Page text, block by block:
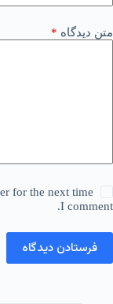
متن دیدگاه *
for the next time
I comment.
فرستادن دیدگاه